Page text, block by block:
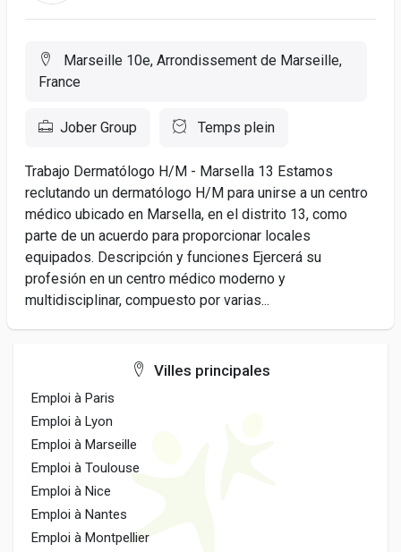
Marseille 10e, Arrondissement de Marseille,
France
Jober Group Temps plein
Trabajo Dermatólogo H/M - Marsella 13 Estamos
reclutando un dermatólogo H/M para unirse a un centro
médico ubicado en Marsella, en el distrito 13, como
parte de un acuerdo para proporcionar locales
equipados. Descripción y funciones Ejercerá su
profesión en un centro médico moderno y
multidisciplinar, compuesto por varias...
Villes principales
Emploi à Paris
Emploi à Lyon
Emploi à Marseille
Emploi à Toulouse
Emploi à Nice
Emploi à Nantes
Emploi à Montpellier